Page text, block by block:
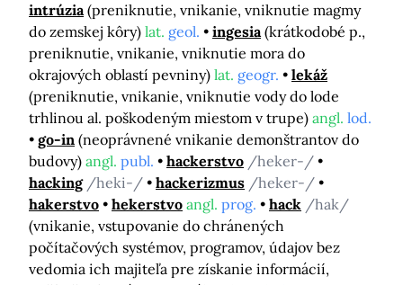
intrúzia (preniknutie, vnikanie, vniknutie magmy
do zemskej kôry) lat. geol. ingesia (krátkodobé p.,
preniknutie, vnikanie, vniknutie mora do
okrajových oblastí pevniny) lat. geogr.
lekáž
(preniknutie, vnikanie, vniknutie vody do lode
trhlinou al. poškodeným miestom v trupe) angl. lod.
go-in (neoprávnené vnikanie demonštrantov do
budovy) angl. publ. hackerstvo /heker-/
hacking /heki-/ hackerizmus /heker-/
hakerstvo
hekerstvo angl. prog. hack /hak/
(vnikanie, vstupovanie do chránených
počítačových systémov, programov, údajov bez
vedomia ich majiteľa pre získanie informácií,